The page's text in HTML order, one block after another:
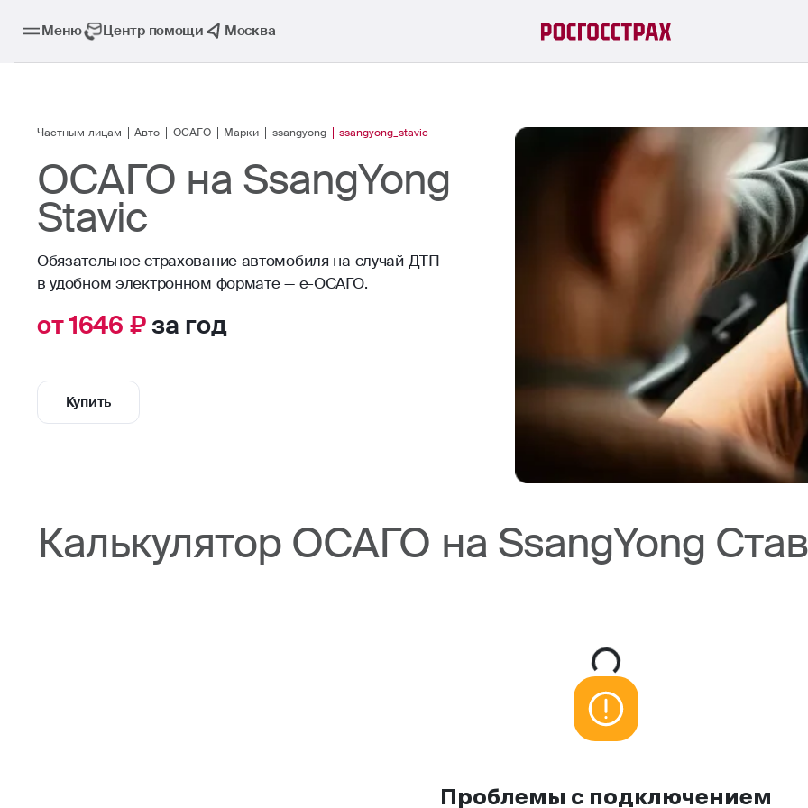
Меню Центр помощи Москва
Частным лицам Авто ОСАГО Марки ssangyong ssangyong_stavic
ОСАГО на SsangYong
Stavic
Обязательное страхование автомобиля на случай ДТП
в удобном электронном формате — е-ОСАГО.
от 1646 ₽за год
Купить
Калькулятор ОСАГО на SsangYong